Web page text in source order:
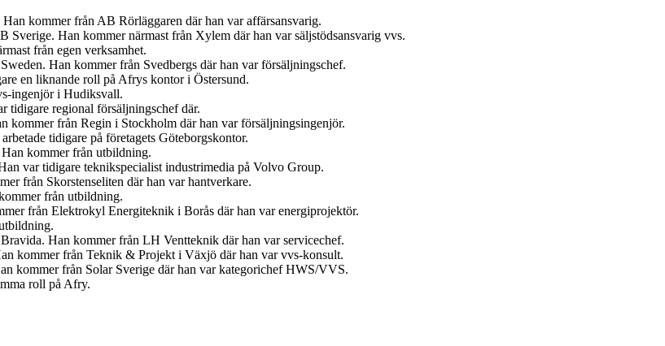
kommer från AB Rörläggaren där han var affärsansvarig.
Han kommer närmast från Xylem där han var säljstödsansvarig vvs.
från egen verksamhet.
Han kommer från Svedbergs där han var försäljningschef.
en liknande roll på Afrys kontor i Östersund.
ingenjör i Hudiksvall.
tidigare regional försäljningschef där.
kommer från Regin i Stockholm där han var försäljningsingenjör.
tidigare på företagets Göteborgskontor.
kommer från utbildning.
var tidigare teknikspecialist industrimedia på Volvo Group.
från Skorstenseliten där han var hantverkare.
från utbildning.
från Elektrokyl Energiteknik i Borås där han var energiprojektör.
Han kommer från LH Ventteknik där han var servicechef.
kommer från Teknik & Projekt i Växjö där han var vvs-konsult.
kommer från Solar Sverige där han var kategorichef HWS/VVS.
roll på Afry.